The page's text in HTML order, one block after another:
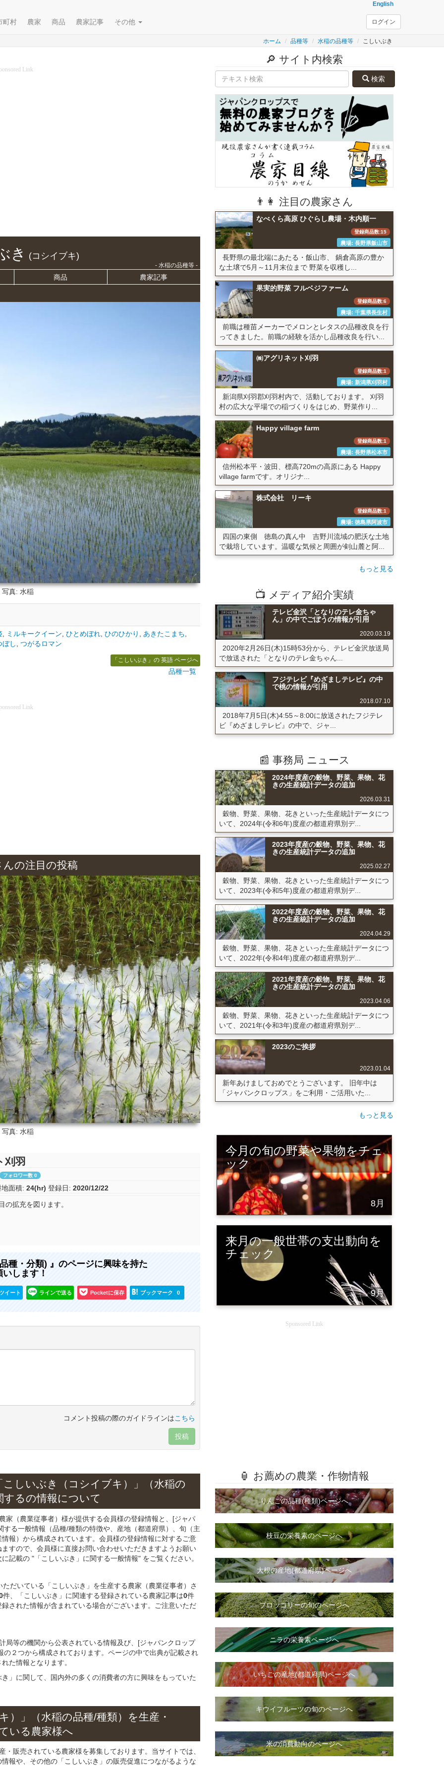
English
町村 農家 商品 農家記事 その他 ログイン
ホーム 品種等 水稲の品種等 こしいぶき
Link
き (コシイブキ)
- 水稲の品種等 -
商品 農家記事
写真: 水稲
, ミルキークイーン, ひとめぼれ, ひのひかり , あきたこまち,
ぼし, つがるロマン
「こしいぶき」の 英語 ページへ
品種一覧
Link
んの注目の投稿
写真: 水稲
刈羽
フォロワー数 0
面積: 24(hr) 登録日: 2020/12/22
の拡充を図ります。
種・分類) 』のページに興味を持た
します！
イート ラインで送る Pocketに保存 ブックマーク 0
コメント投稿の際のガイドラインはこちら
投稿
こしいぶき（コシイブキ）」
（水稲の
するの情報について
家（農業従事者）様が提供する会員様の登録情報と、[ジャパ
する一般情報（品種/種類の特徴や、産地（都道府県）、旬（主
報）から構成されています。会員様の登録情報に対するご意
すので、会員様に直接お問い合わせいただきますようお願い
記載の "「こしいぶき」に関する一般情報" をご覧ください。
だいている「こしいぶき」を生産する農家（農業従事者）さ
件、「こしいぶき」に関連する登録されている農家記事は0件
された情報が含まれている場合がございます。ご注意いただ
局等の機関から公表されている情報及び、[ジャパンクロップ
２つから構成されております。ページの中で出典が記載され
た情報となります。
」に関して、国内外の多くの消費者の方に興味をもっていた
）」 （水稲の品種/種類） を生産・
いる 農家様へ
販売されている農家様を募集しております。当サイトでは、
報や、その他の「こしいぶき」の販売促進につながるような
🔎 サイト内検索
検索
👨👩 注目の農家さん
なべくら高原 ひぐらし農場・木内順一
登録商品数:15
農場: 長野県飯山市
長野県の最北端にあたる・飯山市、 鍋倉高原の豊か
な土壌で5月～11月末位まで 野菜を収穫し...
果実的野菜 フルベジファーム
登録商品数:6
農場: 千葉県長生村
前職は種苗メーカーでメロンとレタスの品種改良を行
ってきました。前職の経験を活かし品種改良を行い...
㈱アグリネット刈羽
登録商品数:1
農場: 新潟県刈羽村
新潟県刈羽郡刈羽村内で、活動しております。 刈羽
村の広大な平場での稲づくりをはじめ、野菜作り...
Happy village farm
登録商品数:1
農場: 長野県松本市
信州松本平・波田、標高720mの高原にある Happy
village farmです。オリジナ...
株式会社 リーキ
登録商品数:1
農場: 徳島県阿波市
四国の東側 徳島の真ん中 吉野川流域の肥沃な土地
で栽培しています。温暖な気候と周囲が剣山麓と阿...
もっと見る
📺 メディア紹介実績
テレビ金沢「となりのテレ金ちゃ
ん」の中でごぼうの情報が引用
2020.03.19
2020年2月26日(木)15時53分から、テレビ金沢放送局
で放送された「となりのテレ金ちゃん...
フジテレビ『めざましテレビ』の中
で桃の情報が引用
2018.07.10
2018年7月5日(木)4:55～8:00に放送されたフジテレ
ビ『めざましテレビ』の中で、ジャ...
📰 事務局 ニュース
2024年度産の穀物、野菜、果物、花
きの生産統計データの追加
2026.03.31
穀物、野菜、果物、花きといった生産統計データにつ
いて、2024年(令和6年)度産の都道府県別デ...
2023年度産の穀物、野菜、果物、花
きの生産統計データの追加
2025.02.27
穀物、野菜、果物、花きといった生産統計データにつ
いて、2023年(令和5年)度産の都道府県別デ...
2022年度産の穀物、野菜、果物、花
きの生産統計データの追加
2024.04.29
穀物、野菜、果物、花きといった生産統計データにつ
いて、2022年(令和4年)度産の都道府県別デ...
2021年度産の穀物、野菜、果物、花
きの生産統計データの追加
2023.04.06
穀物、野菜、果物、花きといった生産統計データにつ
いて、2021年(令和3年)度産の都道府県別デ...
2023のご挨拶
2023.01.04
新年あけましておめでとうございます。 旧年中は
「ジャパンクロップス」をご利用・ご活用いた...
もっと見る
今月の旬の野菜や果物をチェ
ック
8月
来月の一般世帯の支出動向を
チェック
9月
Sponsored Link
🏮 お薦めの農業・作物情報
りんごの品種(種類)ページへ
枝豆の栄養素のページへ
大根の産地(都道府県)ページへ
ブロッコリーの旬のページへ
ニラの栄養素ページへ
いちごの産地(都道府県)ページへ
キウイフルーツの旬のページへ
米の消費動向のページへ